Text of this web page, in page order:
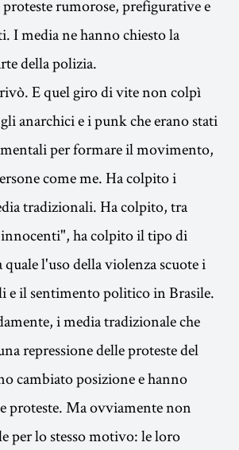
rumorose, prefigurative e
I media ne hanno chiesto la
della polizia.
E quel giro di vite non colpì
anarchici e i punk che erano stati
per formare il movimento,
come me. Ha colpito i
tradizionali. Ha colpito, tra
ha colpito il tipo di
l'uso della violenza scuote i
e il sentimento politico in Brasile.
i media tradizionale che
repressione delle proteste del
cambiato posizione e hanno
proteste. Ma ovviamente non
per lo stesso motivo: le loro